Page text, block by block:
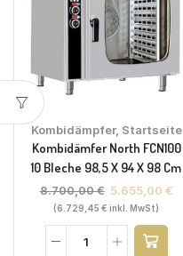
Kombidämpfer, Startseite
Kombidämfer North FCN100
10 Bleche 98,5 X 94 X 98 Cm
8.700,00€ 5.655,00 €
(6.729,45€ inkl. MwSt)